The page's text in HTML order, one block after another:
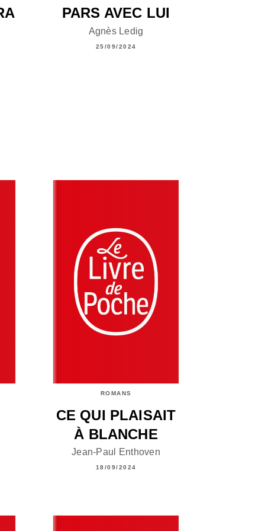
PARS AVEC LUI
Agnès Ledig
25/09/2024
ROMANS
CE QUI PLAISAIT
À BLANCHE
Jean-Paul Enthoven
18/09/2024